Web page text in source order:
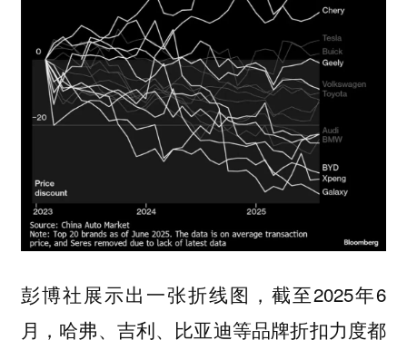
彭博社展示出一张折线图，截至2025年6
月，哈弗、吉利、比亚迪等品牌折扣力度都